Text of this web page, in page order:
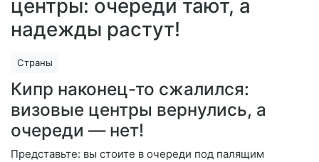
центры: очереди тают, а
надежды растут!
Страны
Кипр наконец-то сжалился:
визовые центры вернулись, а
очереди — нет!
Представьте: вы стоите в очереди под палящим